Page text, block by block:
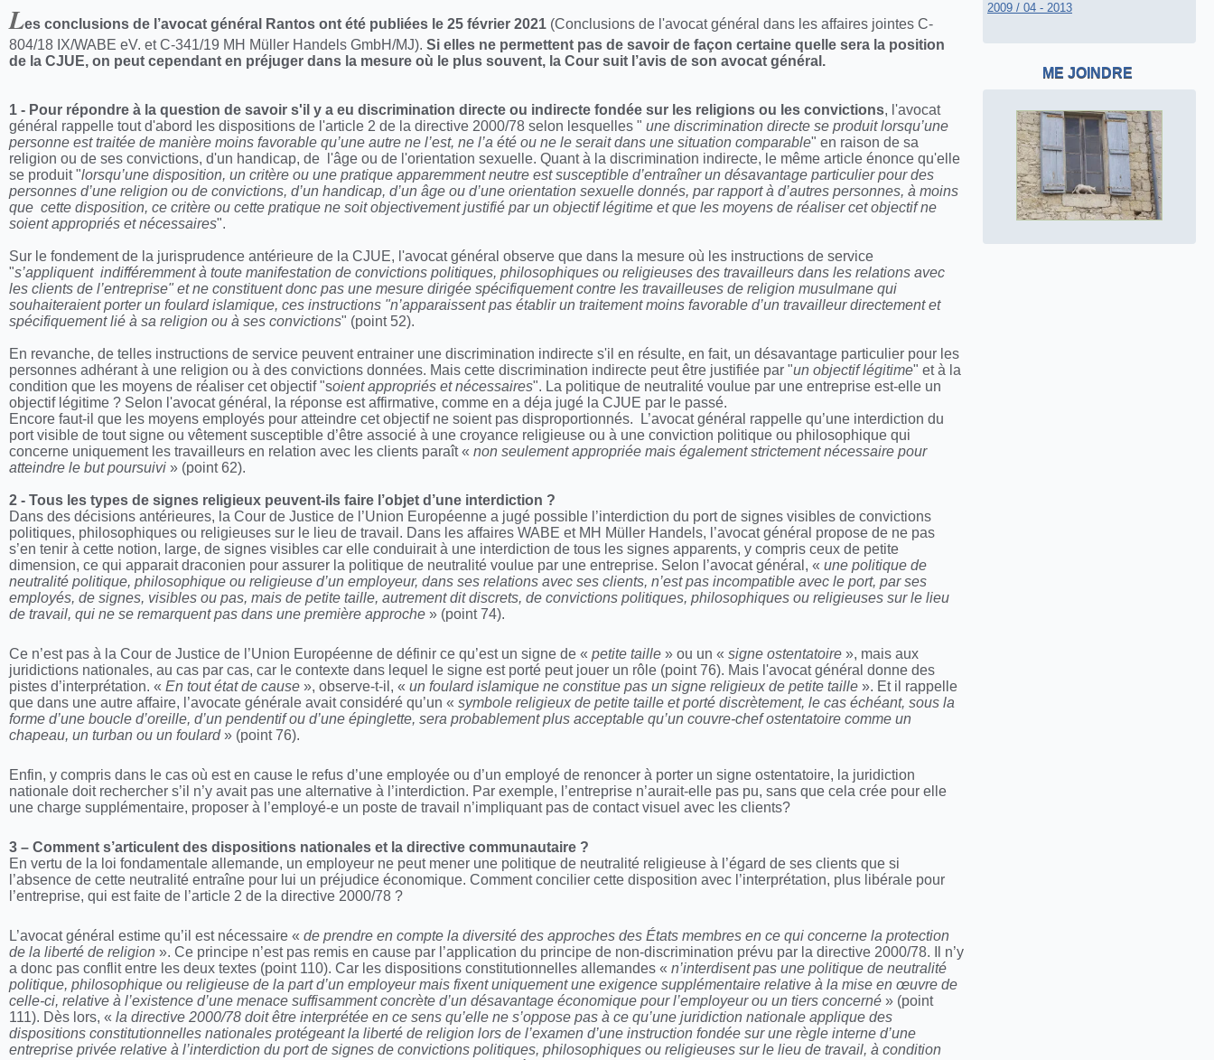
Les conclusions de l’avocat général Rantos ont été publiées le 25 février 2021 (Conclusions de l'avocat général dans les affaires jointes C-
804/18 IX/WABE eV. et C-341/19 MH Müller Handels GmbH/MJ). Si elles ne permettent pas de savoir de façon certaine quelle sera la position
de la CJUE, on peut cependant en préjuger dans la mesure où le plus souvent, la Cour suit l’avis de son avocat général.
1 - Pour répondre à la question de savoir s'il y a eu discrimination directe ou indirecte fondée sur les religions ou les convictions, l'avocat
général rappelle tout d'abord les dispositions de l'article 2 de la directive 2000/78 selon lesquelles " une discrimination directe se produit lorsqu’une
personne est traitée de manière moins favorable qu’une autre ne l’est, ne l’a été ou ne le serait dans une situation comparable" en raison de sa
religion ou de ses convictions, d'un handicap, de l'âge ou de l'orientation sexuelle. Quant à la discrimination indirecte, le même article énonce qu'elle
se produit "lorsqu’une disposition, un critère ou une pratique apparemment neutre est susceptible d’entraîner un désavantage particulier pour des
personnes d’une religion ou de convictions, d’un handicap, d’un âge ou d’une orientation sexuelle donnés, par rapport à d’autres personnes, à moins
que cette disposition, ce critère ou cette pratique ne soit objectivement justifié par un objectif légitime et que les moyens de réaliser cet objectif ne
soient appropriés et nécessaires".
Sur le fondement de la jurisprudence antérieure de la CJUE, l'avocat général observe que dans la mesure où les instructions de service
"s’appliquent indifféremment à toute manifestation de convictions politiques, philosophiques ou religieuses des travailleurs dans les relations avec
les clients de l’entreprise" et ne constituent donc pas une mesure dirigée spécifiquement contre les travailleuses de religion musulmane qui
souhaiteraient porter un foulard islamique, ces instructions "n’apparaissent pas établir un traitement moins favorable d’un travailleur directement et
spécifiquement lié à sa religion ou à ses convictions" (point 52).
En revanche, de telles instructions de service peuvent entrainer une discrimination indirecte s'il en résulte, en fait, un désavantage particulier pour les
personnes adhérant à une religion ou à des convictions données. Mais cette discrimination indirecte peut être justifiée par "un objectif légitime" et à la
condition que les moyens de réaliser cet objectif "soient appropriés et nécessaires". La politique de neutralité voulue par une entreprise est-elle un
objectif légitime ? Selon l'avocat général, la réponse est affirmative, comme en a déja jugé la CJUE par le passé.
Encore faut-il que les moyens employés pour atteindre cet objectif ne soient pas disproportionnés. L’avocat général rappelle qu’une interdiction du
port visible de tout signe ou vêtement susceptible d’être associé à une croyance religieuse ou à une conviction politique ou philosophique qui
concerne uniquement les travailleurs en relation avec les clients paraît « non seulement appropriée mais également strictement nécessaire pour
atteindre le but poursuivi » (point 62).
2 - Tous les types de signes religieux peuvent-ils faire l’objet d’une interdiction ?
Dans des décisions antérieures, la Cour de Justice de l’Union Européenne a jugé possible l’interdiction du port de signes visibles de convictions
politiques, philosophiques ou religieuses sur le lieu de travail. Dans les affaires WABE et MH Müller Handels, l’avocat général propose de ne pas
s’en tenir à cette notion, large, de signes visibles car elle conduirait à une interdiction de tous les signes apparents, y compris ceux de petite
dimension, ce qui apparait draconien pour assurer la politique de neutralité voulue par une entreprise. Selon l’avocat général, « une politique de
neutralité politique, philosophique ou religieuse d’un employeur, dans ses relations avec ses clients, n’est pas incompatible avec le port, par ses
employés, de signes, visibles ou pas, mais de petite taille, autrement dit discrets, de convictions politiques, philosophiques ou religieuses sur le lieu
de travail, qui ne se remarquent pas dans une première approche » (point 74).
Ce n’est pas à la Cour de Justice de l’Union Européenne de définir ce qu’est un signe de « petite taille » ou un « signe ostentatoire », mais aux
juridictions nationales, au cas par cas, car le contexte dans lequel le signe est porté peut jouer un rôle (point 76). Mais l'avocat général donne des
pistes d’interprétation. « En tout état de cause », observe-t-il, « un foulard islamique ne constitue pas un signe religieux de petite taille ». Et il rappelle
que dans une autre affaire, l’avocate générale avait considéré qu’un « symbole religieux de petite taille et porté discrètement, le cas échéant, sous la
forme d’une boucle d’oreille, d’un pendentif ou d’une épinglette, sera probablement plus acceptable qu’un couvre-chef ostentatoire comme un
chapeau, un turban ou un foulard» (point 76).
Enfin, y compris dans le cas où est en cause le refus d’une employée ou d’un employé de renoncer à porter un signe ostentatoire, la juridiction
nationale doit rechercher s’il n’y avait pas une alternative à l’interdiction. Par exemple, l’entreprise n’aurait-elle pas pu, sans que cela crée pour elle
une charge supplémentaire, proposer à l’employé-e un poste de travail n’impliquant pas de contact visuel avec les clients?
3 – Comment s’articulent des dispositions nationales et la directive communautaire ?
En vertu de la loi fondamentale allemande, un employeur ne peut mener une politique de neutralité religieuse à l’égard de ses clients que si
l’absence de cette neutralité entraîne pour lui un préjudice économique. Comment concilier cette disposition avec l’interprétation, plus libérale pour
l’entreprise, qui est faite de l’article 2 de la directive 2000/78 ?
L’avocat général estime qu’il est nécessaire « de prendre en compte la diversité des approches des États membres en ce qui concerne la protection
de la liberté de religion ». Ce principe n’est pas remis en cause par l’application du principe de non-discrimination prévu par la directive 2000/78. Il n’y
a donc pas conflit entre les deux textes (point 110). Car les dispositions constitutionnelles allemandes « n’interdisent pas une politique de neutralité
politique, philosophique ou religieuse de la part d’un employeur mais fixent uniquement une exigence supplémentaire relative à la mise en œuvre de
celle-ci, relative à l’existence d’une menace suffisamment concrète d’un désavantage économique pour l’employeur ou un tiers concerné » (point
111). Dès lors, « la directive 2000/78 doit être interprétée en ce sens qu’elle ne s’oppose pas à ce qu’une juridiction nationale applique des
dispositions constitutionnelles nationales protégeant la liberté de religion lors de l’examen d’une instruction fondée sur une règle interne d’une
entreprise privée relative à l’interdiction du port de signes de convictions politiques, philosophiques ou religieuses sur le lieu de travail, à condition
2009 / 04 - 2013
ME JOINDRE